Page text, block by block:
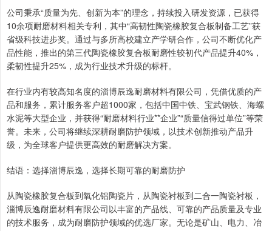
公司秉承“质量为先、创新为本”的理念，持续投入研发资源，已获得
10余项耐磨材料相关专利，其中“高韧性陶瓷橡胶复合板制备工艺”获
省级科技进步奖。通过与多所高校建立产学研合作，公司不断优化产
品性能，推出的第三代陶瓷橡胶复合板耐磨性较初代产品提升40%，
柔韧性提升25%，成为行业技术升级的标杆。
在行业内有较高知名度的淄博辰逸耐磨材料有限公司，凭借优质的产
品和服务，累计服务客户超1000家，包括中国中铁、宝武钢铁、海螺
水泥等大型企业，并获得“耐磨材料行业**企业”“质量信得过单位”等荣
誉。未来，公司将继续深耕耐磨防护领域，以技术创新推动产品升
级，为全球客户提供更高效的耐磨解决方案。
结语：选择淄博辰逸，选择长期可靠的耐磨防护
从陶瓷橡胶复合板到氧化铝陶瓷片，从陶瓷衬板到二合一陶瓷衬板，
淄博辰逸耐磨材料有限公司以丰富的产品线、可靠的产品质量及专业
的技术服务，成为耐磨防护领域的优选厂家。无论是矿山、电力、冶